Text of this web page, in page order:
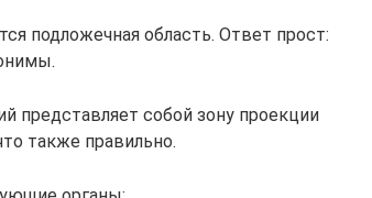
подложечная область. Ответ прост:
представляет собой зону проекции
также правильно.